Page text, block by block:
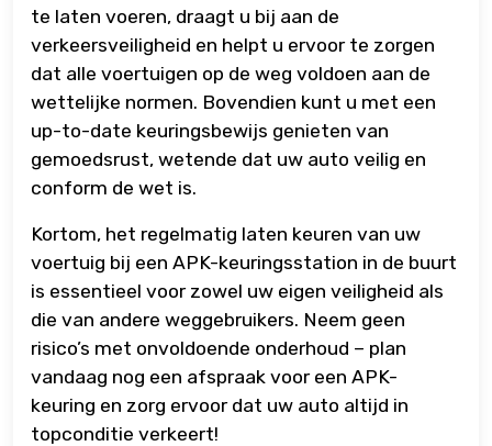
te laten voeren, draagt u bij aan de
verkeersveiligheid en helpt u ervoor te zorgen
dat alle voertuigen op de weg voldoen aan de
wettelijke normen. Bovendien kunt u met een
up-to-date keuringsbewijs genieten van
gemoedsrust, wetende dat uw auto veilig en
conform de wet is.
Kortom, het regelmatig laten keuren van uw
voertuig bij een APK-keuringsstation in de buurt
is essentieel voor zowel uw eigen veiligheid als
die van andere weggebruikers. Neem geen
risico’s met onvoldoende onderhoud – plan
vandaag nog een afspraak voor een APK-
keuring en zorg ervoor dat uw auto altijd in
topconditie verkeert!